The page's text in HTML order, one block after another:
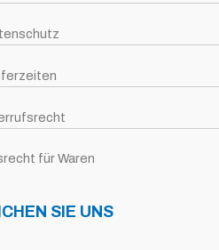
für Waren
SIE UNS